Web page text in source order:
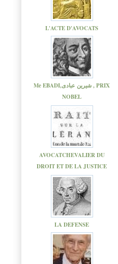
L'ACTE D'AVOCATS
Me EBADI,شیرین عبادی , PRIX
NOBEL
AVOCATCHEVALIER DU
DROIT ET DE LA JUSTICE
LA DEFENSE